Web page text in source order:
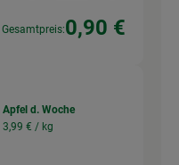
Gesamtpreis:0,90 €
Apfel d. Woche
3,99 € / kg